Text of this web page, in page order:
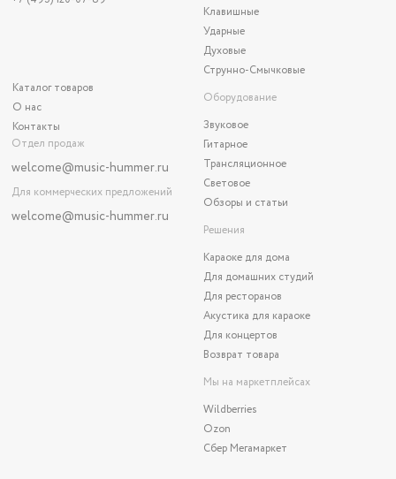
Каталог товаров
О нас
Контакты
Отдел продаж
welcome@music-hummer.ru
Для коммерческих предложений
welcome@music-hummer.ru
Клавишные
Ударные
Духовые
Струнно-Смычковые
Оборудование
Звуковое
Гитарное
Трансляционное
Световое
Обзоры и статьи
Решения
Караоке для дома
Для домашних студий
Для ресторанов
Акустика для караоке
Для концертов
Возврат товара
Мы на маркетплейсах
Wildberries
Ozon
Сбер Мегамаркет